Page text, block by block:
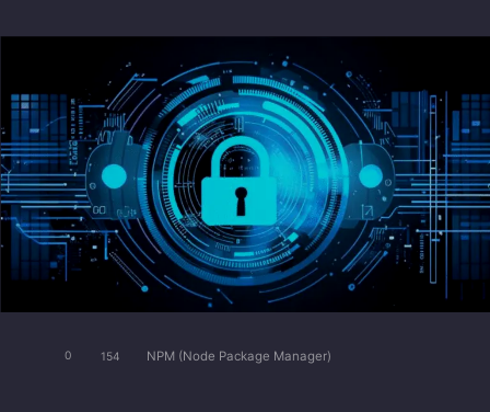
0 154 NPM (Node Package Manager)